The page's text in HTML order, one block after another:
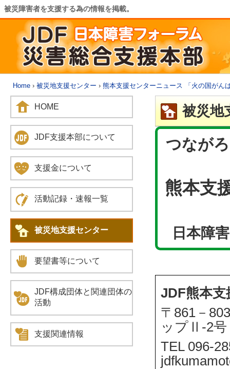
被災障害者を支援する為の情報を掲載。
Home › 被災地支援センター › 熊本支援センターニュース 「火の国がん
被災地
つなが
熊本支
日本障
JDF熊本
〒861－
ップⅡ-2号
TEL 096-
HOME
JDF支援本部について
支援金について
活動記録・速報一覧
被災地支援センター
要望書等について
JDF構成団体と関連団体の
活動
支援関連情報